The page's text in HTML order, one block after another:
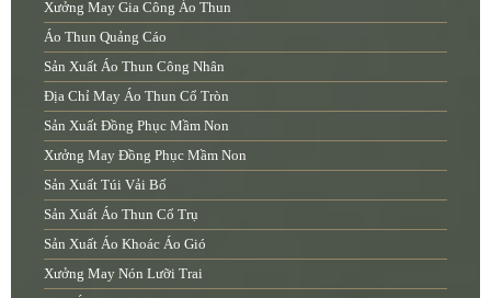
Xưởng May Gia Công Áo Thun
Áo Thun Quảng Cáo
Sản Xuất Áo Thun Công Nhân
Địa Chỉ May Áo Thun Cổ Tròn
Sản Xuất Đồng Phục Mầm Non
Xưởng May Đồng Phục Mầm Non
Sản Xuất Túi Vải Bố
Sản Xuất Áo Thun Cổ Trụ
Sản Xuất Áo Khoác Áo Gió
Xưởng May Nón Lưỡi Trai